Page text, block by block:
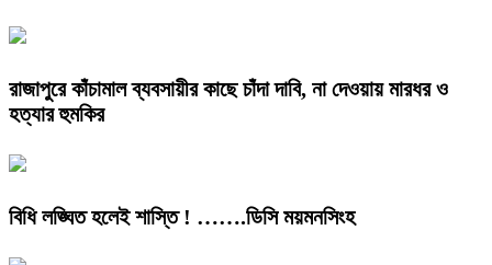
রাজাপুরে কাঁচামাল ব্যবসায়ীর কাছে চাঁদা দাবি, না দেওয়ায় মারধর ও
হত্যার হুমকির
বিধি লঙ্ঘিত হলেই শাস্তি ! …….ডিসি ময়মনসিংহ